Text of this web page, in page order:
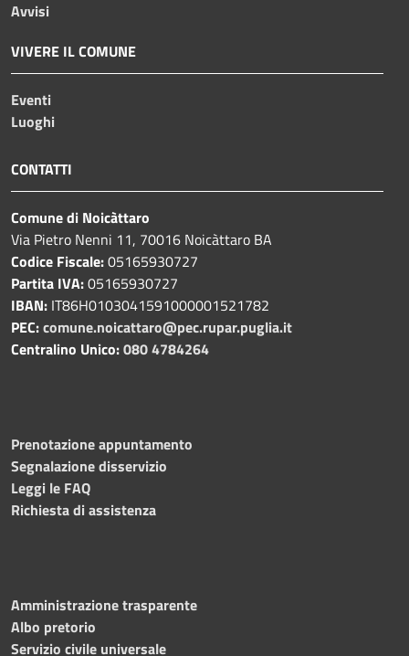
Avvisi
VIVERE IL COMUNE
Eventi
Luoghi
CONTATTI
Comune di Noicàttaro
Via Pietro Nenni 11, 70016 Noicàttaro BA
Codice Fiscale:05165930727
Partita IVA:05165930727
IBAN: IT86H0103041591000001521782
PEC:comune.noicattaro@pec.rupar.puglia.it
Centralino Unico:080 4784264
Prenotazione appuntamento
Segnalazione disservizio
Leggi le FAQ
Richiesta di assistenza
Amministrazione trasparente
Albo pretorio
Servizio civile universale